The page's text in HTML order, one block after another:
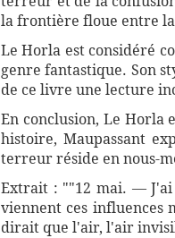
la frontière floue entre
Le Horla est considéré
genre fantastique. Son
de ce livre une lecture
En conclusion, Le Horla
histoire, Maupassant
terreur réside en nous-
Extrait : ""12 mai. — J'ai
viennent ces influences
dirait que l'air, l'air